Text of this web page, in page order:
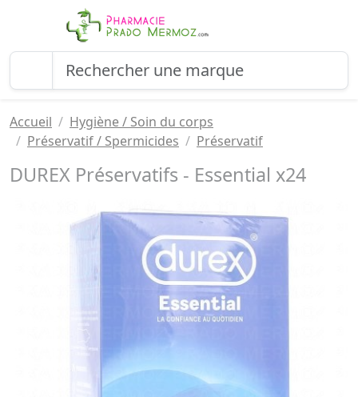
Accueil
Hygiène / Soin du corps
Préservatif / Spermicides
Préservatif
DUREX Préservatifs - Essential x24